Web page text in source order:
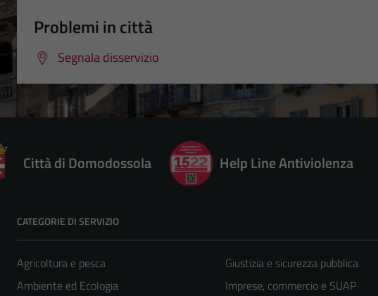
Problemi in città
Segnala disservizio
Città di Domodossola Help Line Antiviolenza
CATEGORIE DI SERVIZIO
Agricoltura e pesca
Ambiente ed Ecologia
Giustizia e sicurezza pubblica
Imprese, commercio e SUAP